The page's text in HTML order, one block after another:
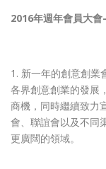
2016年週年會員大
1. 新一年的創意創業
各界創意創業的發展
商機，同時繼續致力
會、聯誼會以及不同
更廣闊的領域。